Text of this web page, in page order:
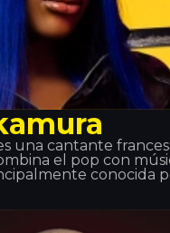
una cantante
el pop con
conocida